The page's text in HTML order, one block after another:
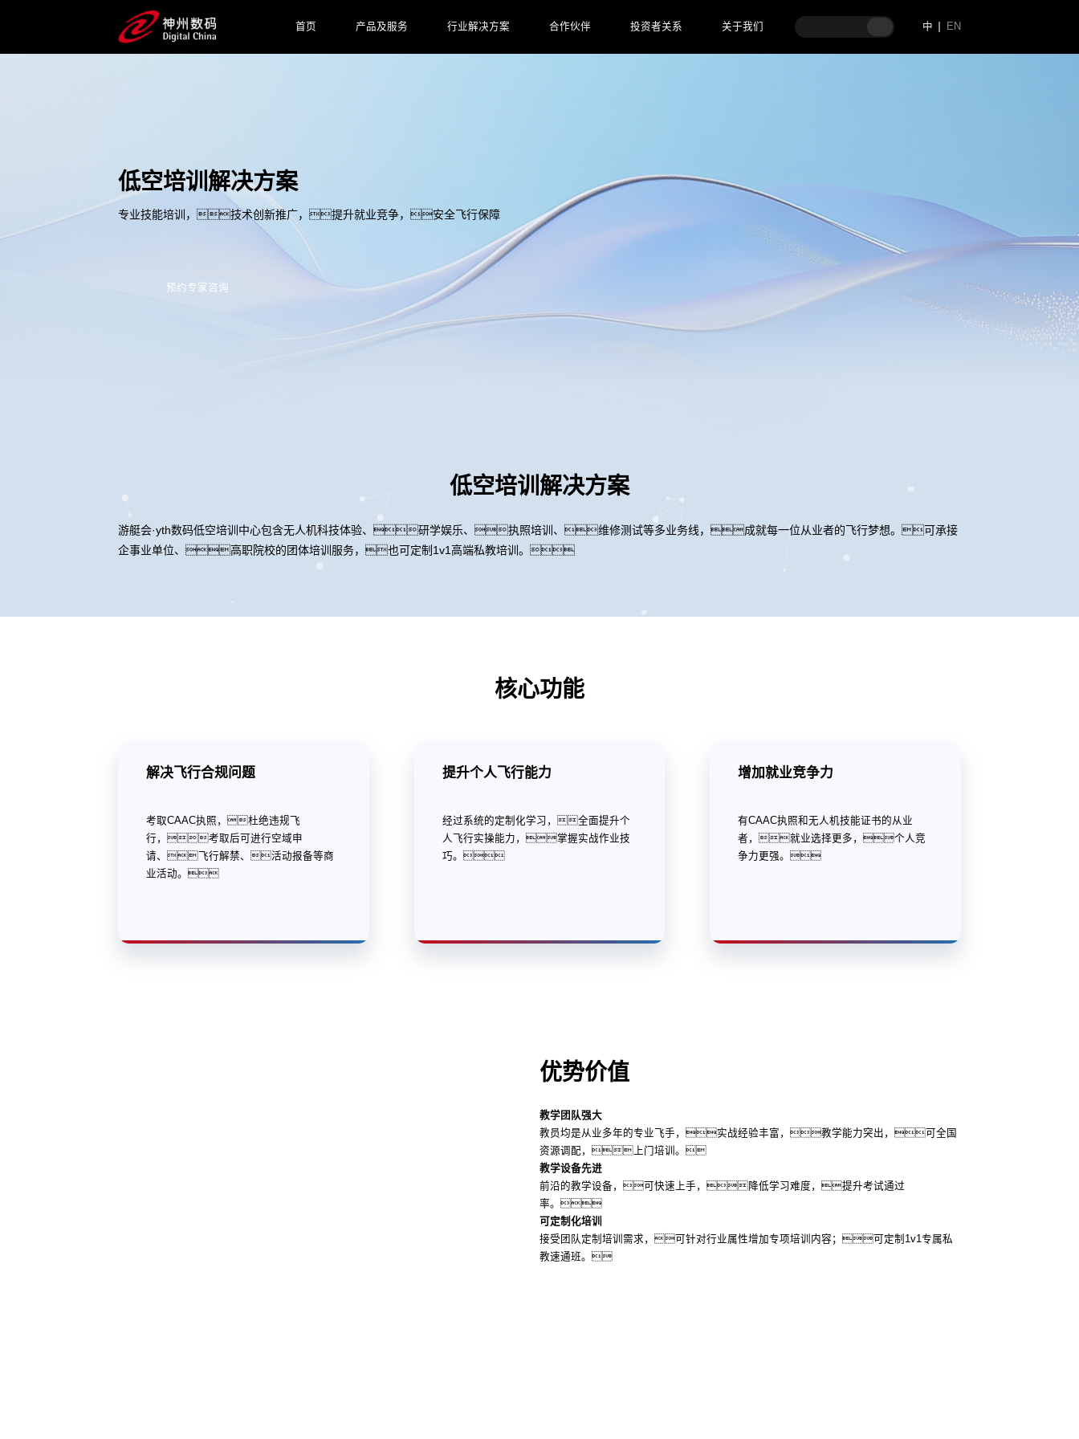
首页 产品及服务 行业解决方案 合作伙伴 投资者关系 关于我们 中 EN
低空培训解决方案
专业技能培训，技术创新推广，提升就业竞争，安全飞行保障
预约专家咨询
低空培训解决方案
游艇会·yth数码低空培训中心包含无人机科技体验、研学娱乐、执照培训、维修测试等多业务线，成就每一位从业者的飞行梦想。可承接
企事业单位、高职院校的团体培训服务，也可定制1v1高端私教培训。
核心功能
解决飞行合规问题
考取CAAC执照，杜绝违规飞
行，考取后可进行空域申
请、飞行解禁、活动报备等商
业活动。
提升个人飞行能力
经过系统的定制化学习，全面提升个
人飞行实操能力，掌握实战作业技
巧。
增加就业竞争力
有CAAC执照和无人机技能证书的从业
者，就业选择更多，个人竞
争力更强。
优势价值
教学团队强大
教员均是从业多年的专业飞手，实战经验丰富，教学能力突出，可全国
资源调配，上门培训。
教学设备先进
前沿的教学设备，可快速上手，降低学习难度，提升考试通过
率。
可定制化培训
接受团队定制培训需求，可针对行业属性增加专项培训内容；可定制1v1专属私
教速通班。